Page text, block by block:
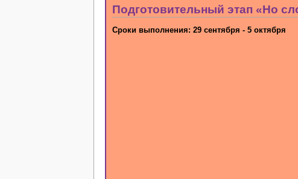
Подготовительный этап «Но
Сроки выполнения: 29 сентября - 5 октября